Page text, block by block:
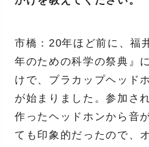
市橋：20年ほど前に、福
年のための科学の祭典』
けで、プラカップヘッド
が始まりました。参加さ
作ったヘッドホンから音
ても印象的だったので、